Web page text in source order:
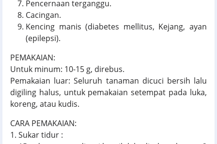
Pencernaan terganggu.
Cacingan.
Kencing manis (diabetes mellitus, Kejang, ayan
(epilepsi).
PEMAKAIAN:
Untuk minum: 10-15 g, direbus.
Pemakaian luar: Seluruh tanaman dicuci bersih lalu
digiling halus, untuk pemakaian setempat pada luka,
koreng, atau kudis.
CARA PEMAKAIAN:
1. Sukar tidur :